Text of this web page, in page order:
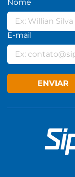
Nome
E-mail
ENVIAR